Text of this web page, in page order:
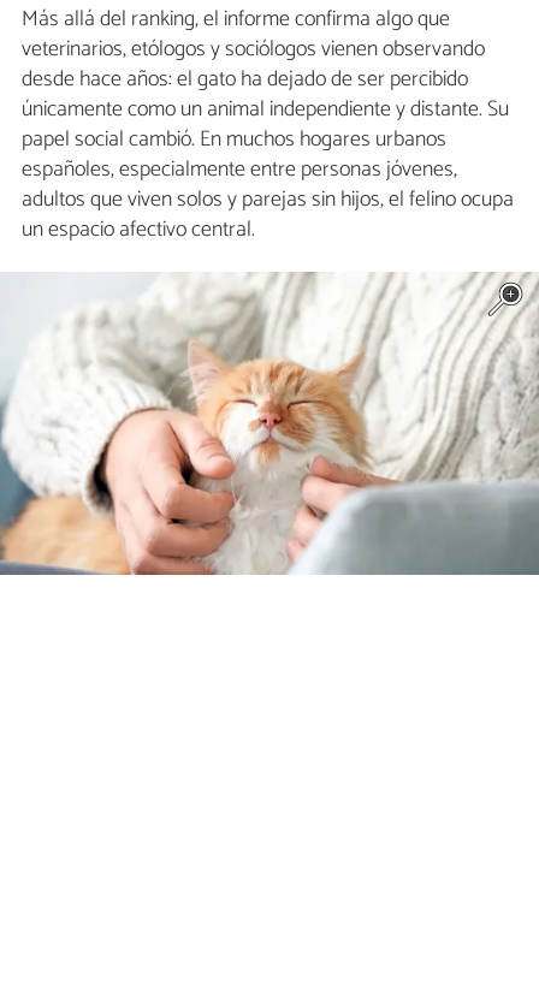
Más allá del ranking, el informe confirma algo que
veterinarios, etólogos y sociólogos vienen observando
desde hace años: el gato ha dejado de ser percibido
únicamente como un animal independiente y distante. Su
papel social cambió. En muchos hogares urbanos
españoles, especialmente entre personas jóvenes,
adultos que viven solos y parejas sin hijos, el felino ocupa
un espacio afectivo central.